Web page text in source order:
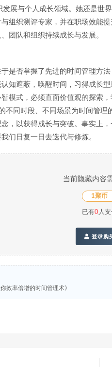
展与个人成长领域。她还是世
组织测评专家，并在职场效能
团队和组织持续成长与发展。
是否掌握了先进的时间管理方
知遮蔽，唤醒时间，习得成长
模式，必须直面价值观的探索
不同时段、不同场景为时间管
，以获得成长与突破。事实上
们日复一日去迭代与修炼。
当前隐藏内容
1聚币
已有0人支
登录购
效率倍增的时间管理术》